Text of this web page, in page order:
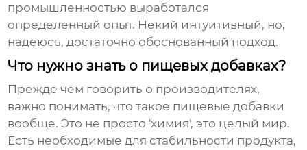
промышленностью выработался
определенный опыт. Некий интуитивный, но,
надеюсь, достаточно обоснованный подход.
Что нужно знать о пищевых добавках?
Прежде чем говорить о производителях,
важно понимать, что такое пищевые добавки
вообще. Это не просто 'химия', это целый мир.
Есть необходимые для стабильности продукта,